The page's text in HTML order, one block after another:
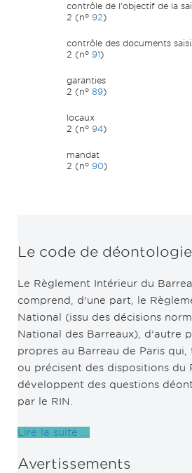
contrôle de l'objectif de la
2 (no 92)
contrôle des documents
2 (no 91)
garanties
2 (no 89)
locaux
2 (no 94)
mandat
2 (no 90)
Le code de déontologie
Le Règlement Intérieur du
comprend, d’une part, le
National (issu des décisions
National des Barreaux), d’autre
propres au Barreau de Paris
ou précisent des dispositions du
développent des questions
par le RIN.
Lire la suite ...
Avertissements